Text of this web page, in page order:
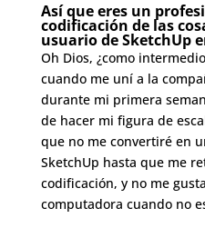
Así que eres un
codificación de las
usuario de SketchUp
Oh Dios, ¿como
cuando me uní a la
durante mi primera
de hacer mi figura de
que no me convertiré en
SketchUp hasta que me
codificación, y no me
computadora cuando no